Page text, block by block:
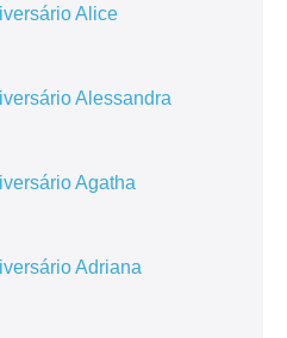
Alice
Alessandra
Agatha
Adriana